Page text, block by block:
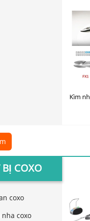
COXO
coxo
coxo